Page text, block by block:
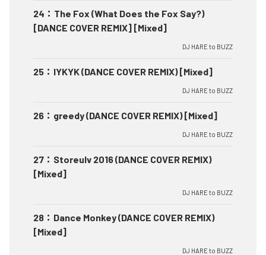
24 ： The Fox (What Does the Fox Say?)
[DANCE COVER REMIX] [Mixed]
DJ HARE to BUZZ
25 ： IYKYK (DANCE COVER REMIX) [Mixed]
DJ HARE to BUZZ
26 ： greedy (DANCE COVER REMIX) [Mixed]
DJ HARE to BUZZ
27 ： Storeulv 2016 (DANCE COVER REMIX)
[Mixed]
DJ HARE to BUZZ
28 ： Dance Monkey (DANCE COVER REMIX)
[Mixed]
DJ HARE to BUZZ